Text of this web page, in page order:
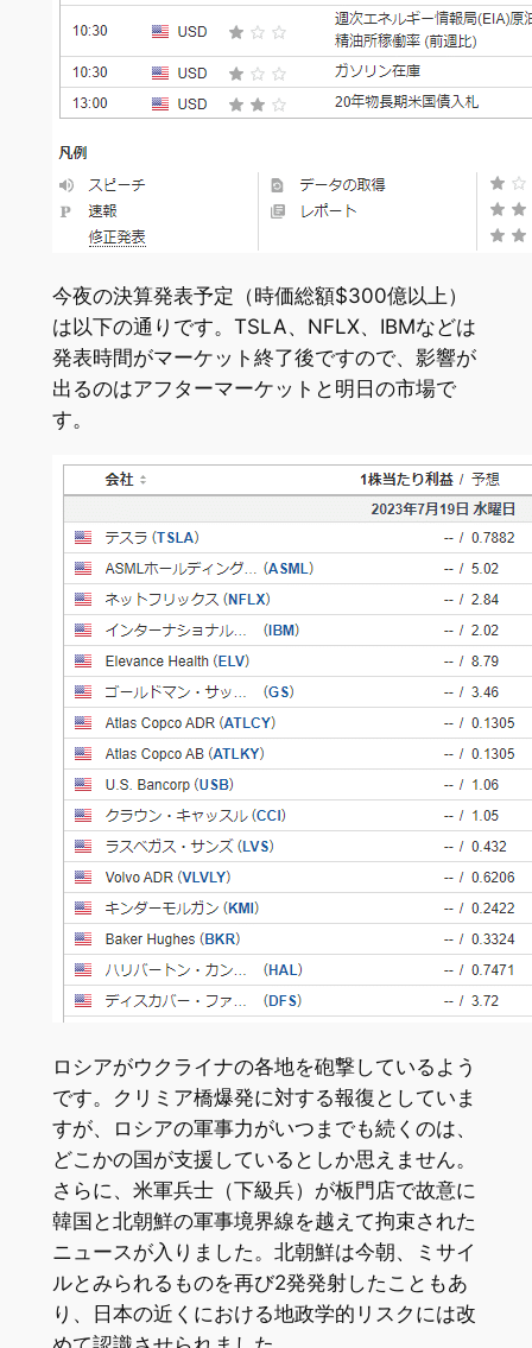
今夜の決算発表予定（時価総額$300億以上）
は以下の通りです。TSLA、NFLX、IBMなどは
発表時間がマーケット終了後ですので、影響が
出るのはアフターマーケットと明日の市場で
す。
ロシアがウクライナの各地を砲撃しているよう
です。クリミア橋爆発に対する報復としていま
すが、ロシアの軍事力がいつまでも続くのは、
どこかの国が支援しているとしか思えません。
さらに、米軍兵士（下級兵）が板門店で故意に
韓国と北朝鮮の軍事境界線を越えて拘束された
ニュースが入りました。北朝鮮は今朝、ミサイ
ルとみられるものを再び2発発射したこともあ
り、日本の近くにおける地政学的リスクには改